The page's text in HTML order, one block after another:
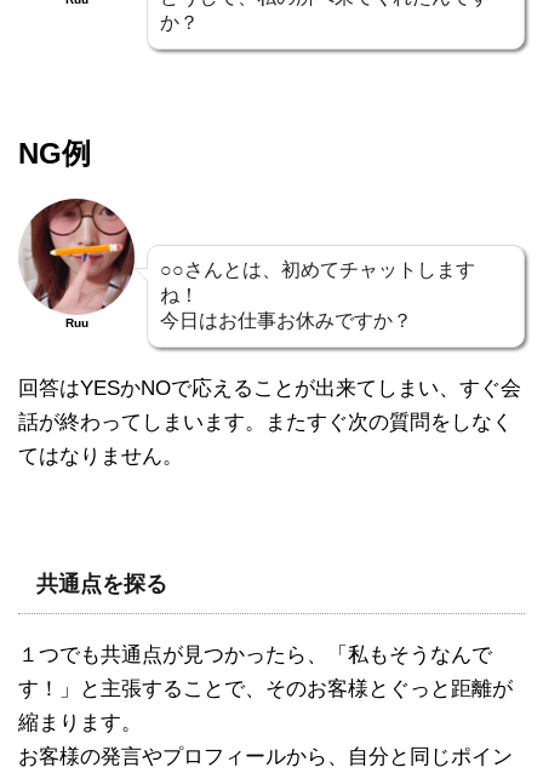
か？
NG例
Ruu
○○さんとは、初めてチャットします
ね！
今日はお仕事お休みですか？
回答はYESかNOで応えることが出来てしまい、すぐ会
話が終わってしまいます。またすぐ次の質問をしなく
てはなりません。
共通点を探る
１つでも共通点が見つかったら、「私もそうなんで
す！」と主張することで、そのお客様とぐっと距離が
縮まります。
お客様の発言やプロフィールから、自分と同じポイン